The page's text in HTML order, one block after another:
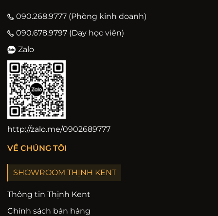
090.268.9777 (Phòng kinh doanh)
090.678.9797 (Dạy học viên)
Zalo
http://zalo.me/0902689777
VỀ CHÚNG TÔI
SHOWROOM THỊNH KENT
Thông tin Thịnh Kent
Chính sách bán hàng